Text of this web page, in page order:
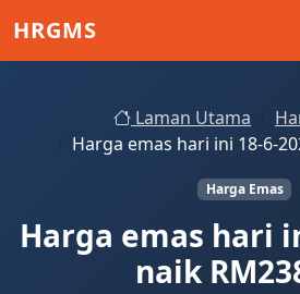
HRGMS
Laman Utama
Harga emas hari ini 18-6-
Harga Emas
Harga emas hari
naik